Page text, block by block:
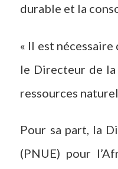
durable et la
« Il est
le Directeur de
ressources
Pour sa part, la
(PNUE) pour